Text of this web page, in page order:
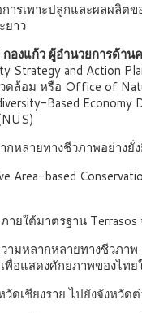
เพาะปลูกและผลผลิต
ยาว
งแก้ว ผู้อำนวยการด้าน
and Action
อม หรือ Office of
Based Economy
หลายทางชีวภาพอย่างยั่
based
ยใต้มาตรฐาน Terrasos
หลากหลายทางชีวภา
เพื่อแสดงศักยภาพของไ
ชียงราย ไปยังจังหวัดต่